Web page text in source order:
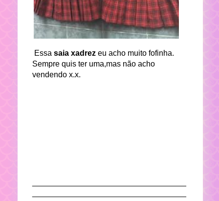
Essa saia xadrezeu acho muito fofinha.
Sempre quis ter uma,mas não acho
vendendo x.x.